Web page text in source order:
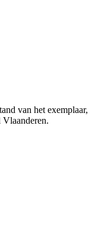
van het exemplaar,